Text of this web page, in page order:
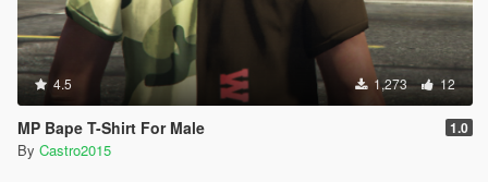
4.5 1,273 12
MP Bape T-Shirt For Male 1.0
By Castro2015